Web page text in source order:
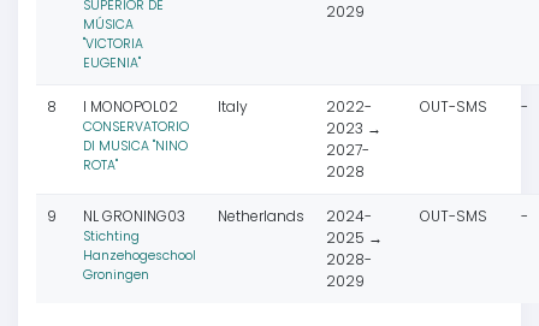
SUPERIOR DE
MÚSICA
"VICTORIA
EUGENIA"
2029
8 I MONOPOL02
CONSERVATORIO
DI MUSICA "NINO
ROTA"
Italy
2022-
2023 →
2027-
2028
OUT-SMS -
9 NL GRONING03
Stichting
Hanzehogeschool
Groningen
Netherlands
2024-
2025 →
2028-
2029
OUT-SMS -